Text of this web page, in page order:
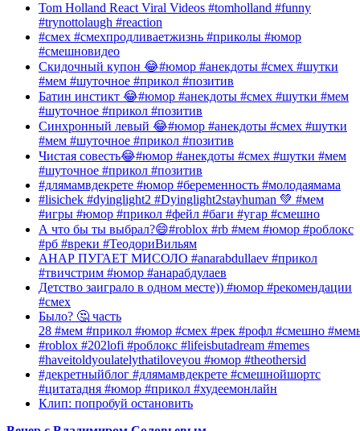
Tom Holland React Viral Videos #tomholland #funny
#trynottolaugh #reaction
#смех #смехпродливаетжизнь #приколы #юмор
#смешновидео
Скидочный купон 😂#юмор #анекдоты #смех #шутки
#мем #шуточное #прикол #позитив
Батин инстикт 😂#юмор #анекдоты #смех #шутки #мем
#шуточное #прикол #позитив
Синхронный левый 😂#юмор #анекдоты #смех #шутки
#мем #шуточное #прикол #позитив
Чистая совесть😂#юмор #анекдоты #смех #шутки #мем
#шуточное #прикол #позитив
#длямамвдекрете #юмор #беременность #молодаямама
#lisichek #dyinglight2 #Dyinglight2stayhuman 💚 #мем
#игры #юмор #прикол #фейл #баги #угар #смешно
А что бы ты выбрал?😄#roblox #rb #мем #юмор #роблокс
#рб #вреки #ТеодориВильям
АНАР ПУГАЕТ МИСОЛО #anarabdullaev #прикол
#твичстрим #юмор #анарабдулаев
Детство заиграло в одном месте)) #юмор #рекомендации
#смех
Было? 🤔 часть
28 #мем #прикол #юмор #смех #рек #рофл #смешно
#roblox #202lofi #роблокс #lifeisbutadream #memes
#haveitoldyoulatelythatiloveyou #юмор #theothersid
#декретныйблог #длямамвдекрете #смешнойшортс
#цитатадня #юмор #прикол #худеемонлайн
Клип: попробуй остановить